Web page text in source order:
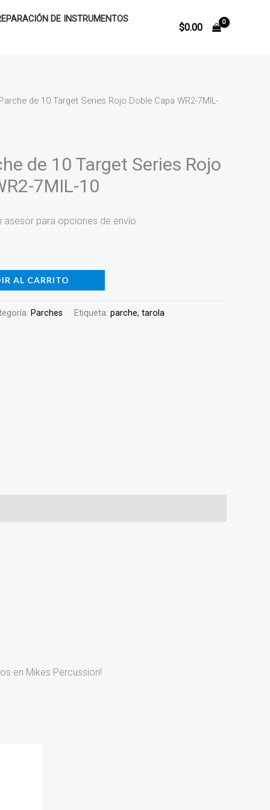
DE INSTRUMENTOS
$0.00
de 10 Target Series Rojo Doble Capa WR2-7MIL-
de 10 Target Series Rojo
7MIL-10
asesor para opciones de envío
AL CARRITO
Parches Etiqueta: parche, tarola
en Mikes Percussion!